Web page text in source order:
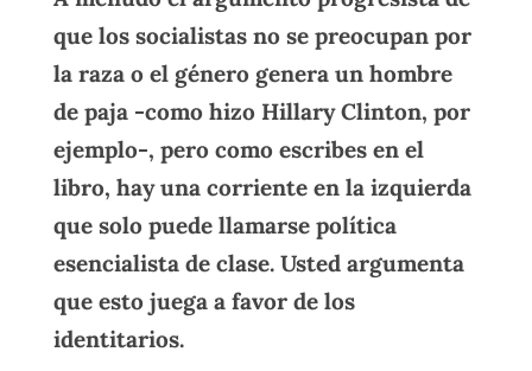
que los socialistas no se preocupan por
la raza o el género genera un hombre
de paja -como hizo Hillary Clinton, por
ejemplo-, pero como escribes en el
libro, hay una corriente en la izquierda
que solo puede llamarse política
esencialista de clase. Usted argumenta
que esto juega a favor de los
identitarios.